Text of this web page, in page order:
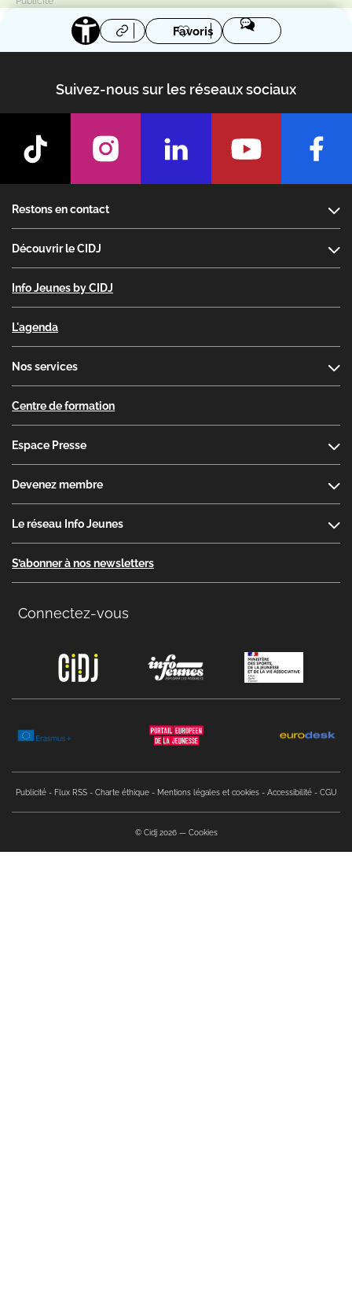
Favoris
Suivez-nous sur les réseaux sociaux
Restons en contact
Découvrir le CIDJ
Info Jeunes by CIDJ
L'agenda
Nos services
Centre de formation
Espace Presse
Devenez membre
Le réseau Info Jeunes
S’abonner à nos newsletters
Connectez-vous
Publicité
Flux RSS Charte éthique Mentions légales et cookies Accessibilité CGU
© Cidj 2026 Cookies